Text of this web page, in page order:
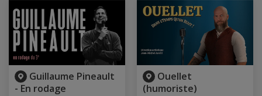
Guillaume Pineault
- En rodage
Ouellet
(humoriste)